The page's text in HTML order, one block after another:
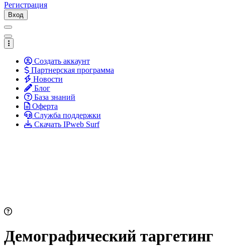
Регистрация
Вход
Создать аккаунт
Партнерская программа
Новости
Блог
База знаний
Оферта
Служба поддержки
Скачать IPweb Surf
Демографический таргетинг